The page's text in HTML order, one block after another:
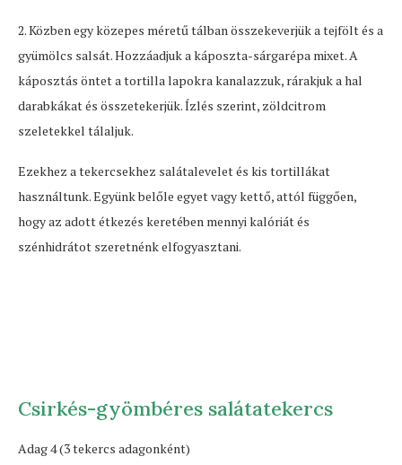
2. Közben egy közepes méretű tálban összekeverjük a tejfölt és a
gyümölcs salsát. Hozzáadjuk a káposzta-sárgarépa mixet. A
káposztás öntet a tortilla lapokra kanalazzuk, rárakjuk a hal
darabkákat és összetekerjük. Ízlés szerint, zöldcitrom
szeletekkel tálaljuk.
Ezekhez a tekercsekhez salátalevelet és kis tortillákat
használtunk. Együnk belőle egyet vagy kettő, attól függően,
hogy az adott étkezés keretében mennyi kalóriát és
szénhidrátot szeretnénk elfogyasztani.
Csirkés-gyömbéres salátatekercs
Adag 4 (3 tekercs adagonként)